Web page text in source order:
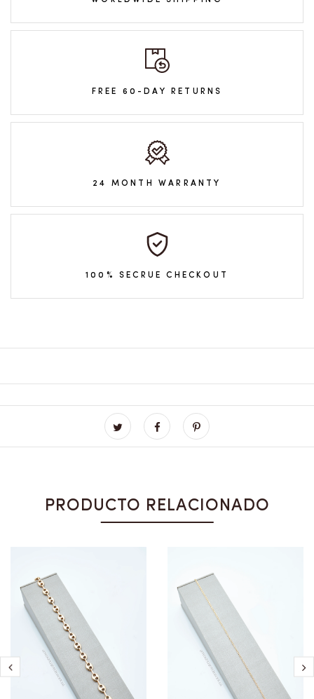
FREE 60-DAY RETURNS
24 MONTH WARRANTY
100% SECRUE CHECKOUT
PRODUCTO RELACIONADO